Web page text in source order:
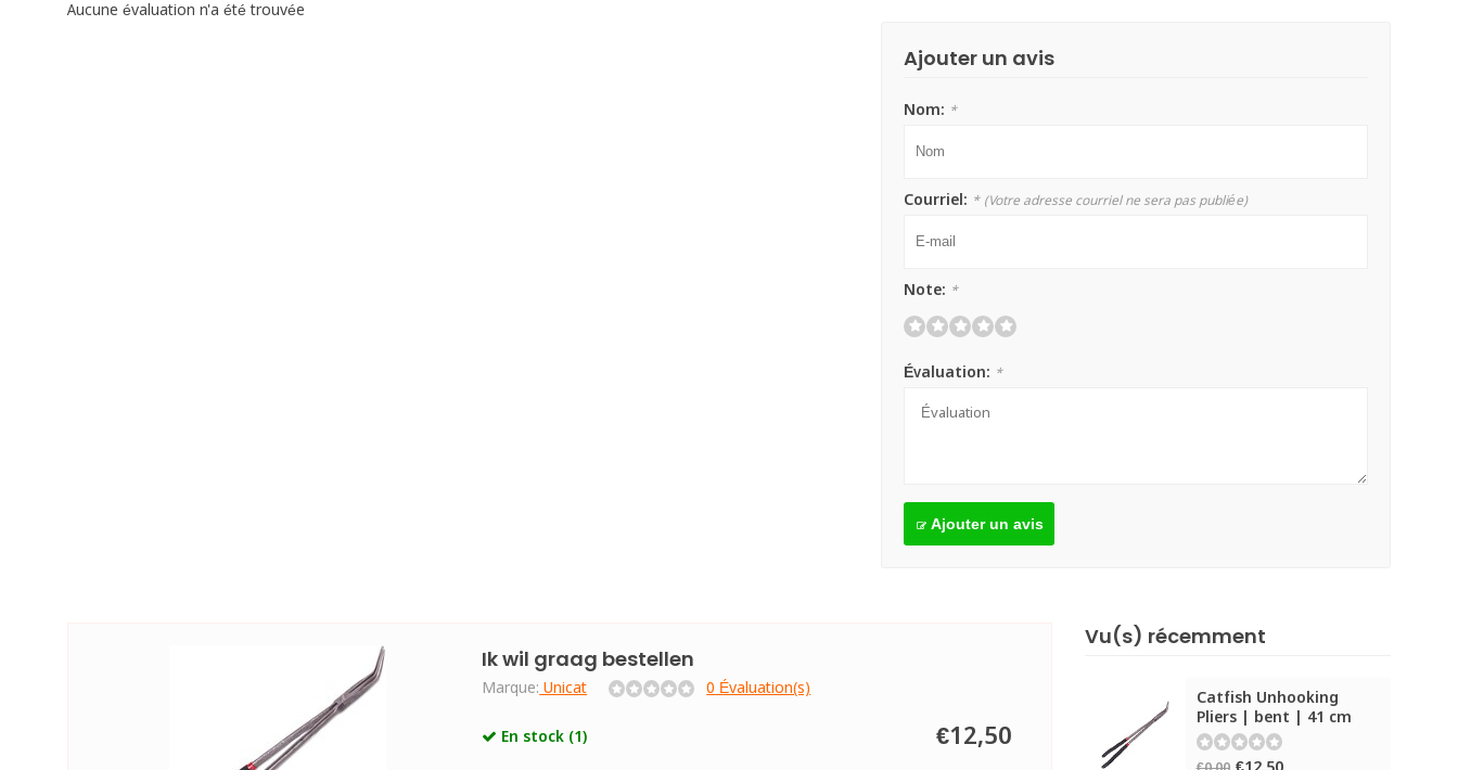
Aucune évaluation n'a été trouvée
Ajouter un avis
Nom: *
Courriel: * (Votre adresse courriel ne sera pas publiée)
Note: *
Évaluation: *
Ajouter un avis
Ik wil graag bestellen
Marque: Unicat 0 Évaluation(s)
En stock (1) €12,50
Vu(s) récemment
Catfish Unhooking
Pliers | bent | 41 cm